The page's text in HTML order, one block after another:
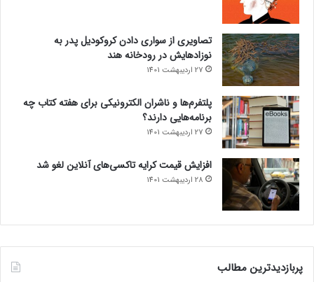
تصاویری از سواری دادن کروکودیل پدر به
نوزادهایش در رودخانه هند
27 اردیبهشت 1401
پلتفرم‌ها و ناشران الکترونیکی برای هفته کتاب چه
برنامه‌هایی دارند؟
27 اردیبهشت 1401
افزایش قیمت کرایه تاکسی‌های آنلاین لغو شد
28 اردیبهشت 1401
پربازدیدترین مطالب